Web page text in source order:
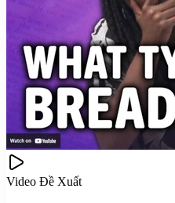
Video Đề Xuất